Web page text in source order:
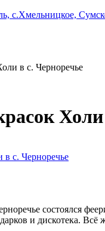
с.Хмельницкое,
в с. Черноречье
состоялся
и дискотека. Всё